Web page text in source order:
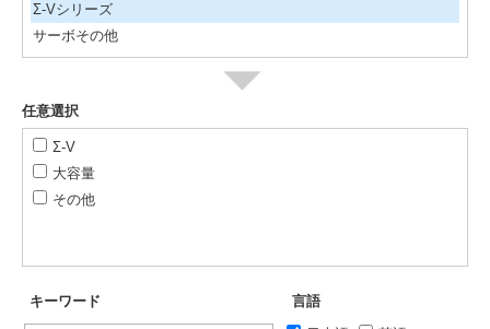
Σ-Vシリーズ
サーボその他
任意選択
Σ-V
大容量
その他
キーワード
言語